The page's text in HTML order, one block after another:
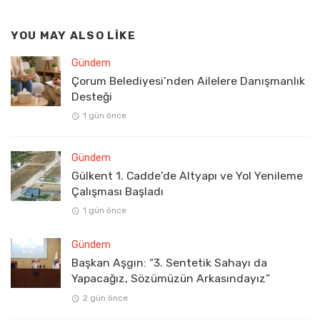
YOU MAY ALSO LIKE
Gündem
Çorum Belediyesi’nden Ailelere Danışmanlık
Desteği
1 gün önce
Gündem
Gülkent 1. Cadde’de Altyapı ve Yol Yenileme
Çalışması Başladı
1 gün önce
Gündem
Başkan Aşgın: “3. Sentetik Sahayı da
Yapacağız, Sözümüzün Arkasındayız”
2 gün önce